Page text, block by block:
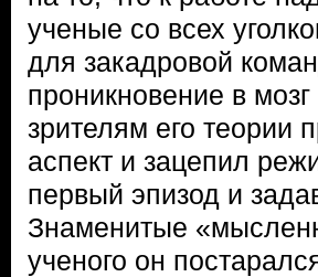
ученые со всех
для закадровой
проникновение в
зрителям его теории
аспект и зацепил
первый эпизод и
Знаменитые
ученого он